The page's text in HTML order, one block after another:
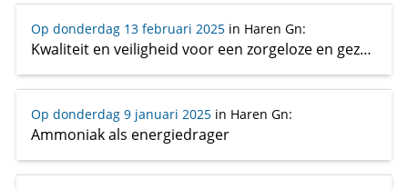
Op donderdag 13 februari 2025in Haren Gn:
Kwaliteit en veiligheid voor een zorgeloze en gezonde leefomgeving
Op donderdag 9 januari 2025in Haren Gn:
Ammoniak als energiedrager